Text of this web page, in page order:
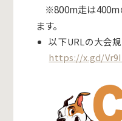
※800m走は400m
ます。
以下URLの大会
https://x.gd/